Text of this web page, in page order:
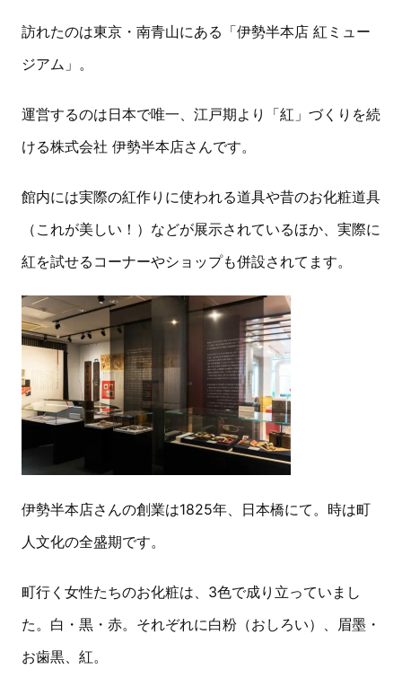
訪れたのは東京・南青山にある「伊勢半本店 紅ミュー
ジアム」。
運営するのは日本で唯一、江戸期より「紅」づくりを続
ける株式会社 伊勢半本店さんです。
館内には実際の紅作りに使われる道具や昔のお化粧道具
（これが美しい！）などが展示されているほか、実際に
紅を試せるコーナーやショップも併設されてます。
伊勢半本店さんの創業は1825年、日本橋にて。時は町
人文化の全盛期です。
町行く女性たちのお化粧は、3色で成り立っていまし
た。白・黒・赤。それぞれに白粉（おしろい）、眉墨・
お歯黒、紅。